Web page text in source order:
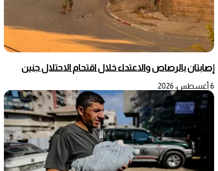
إصابتان بالرصاص والاعتداء خلال اقتحام الاحتلال جنين
6 أغسطس، 2026